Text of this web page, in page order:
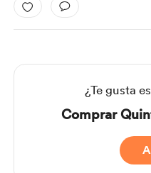
¿Te gusta
Comprar